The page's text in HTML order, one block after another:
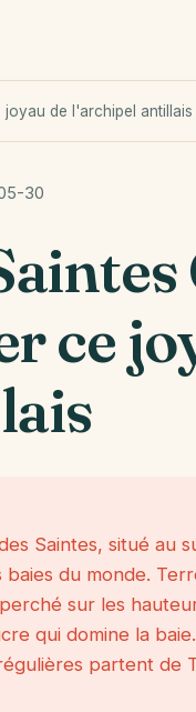
joyau de l'archipel antillais
30
ce
Saintes, situé au
baies du monde.
sur les
qui domine la
partent de